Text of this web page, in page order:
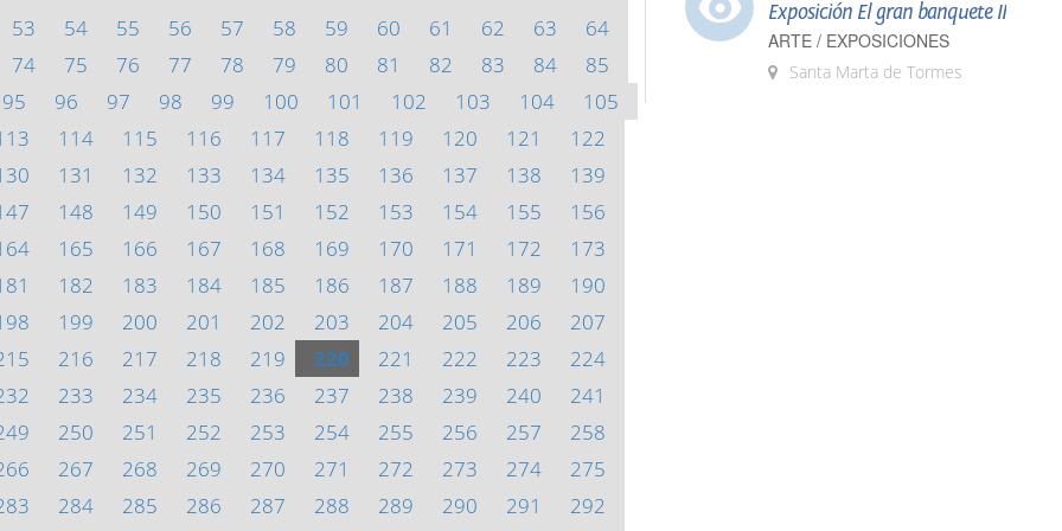
53
54 55 56 57 58 59 60 61 62 63
64
74
75 76 77 78 79 80 81 82 83 84
85
95
96 97 98 99 100 101 102 103 104
105
114 115 116 117 118 119 120 121
122
131 132 133 134 135 136 137 138
139
148 149 150 151 152 153 154 155
156
165 166 167 168 169 170 171 172
173
182 183 184 185 186 187 188 189
190
199 200 201 202 203 204 205 206
207
216 217 218 219 220 221 222 223
224
233 234 235 236 237 238 239 240
241
250 251 252 253 254 255 256 257
258
267 268 269 270 271 272 273 274
275
284 285 286 287 288 289 290 291
292
Exposición El gran banquete II
ARTE / EXPOSICIONES
Santa Marta de Tormes